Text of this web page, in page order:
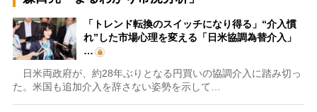
「トレンド転換のスイッチになり得る」“介入慣
れ”した市場心理を変える「日米協調為替介入」
…
日米両政府が、約28年ぶりとなる円買いの協調介入に踏み切っ
た。米国も追加介入を辞さない姿勢を示して…